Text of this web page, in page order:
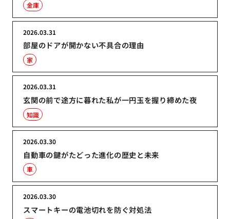
金庫
部屋のドアが開かない不具合の理由
2026.03.31
家
玄関の前で途方に暮れた私が一円玉を握り締めた夜
2026.03.31
知識
自動車の鍵がたどった進化の歴史と未来
2026.03.30
車
スマートキーの電池切れを防ぐ対処法
2026.03.30